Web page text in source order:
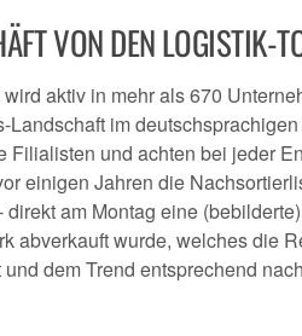
VON DEN LOGISTIK-
aktiv in mehr als 670
im
und achten bei jeder
einigen Jahren die
am Montag eine
abverkauft wurde, welches die
dem Trend entsprechend